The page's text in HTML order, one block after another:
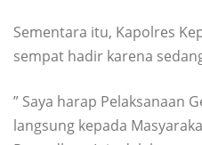
Sementara itu, Kapolres
sempat hadir karena
” Saya harap Pelaksanaan
langsung kepada